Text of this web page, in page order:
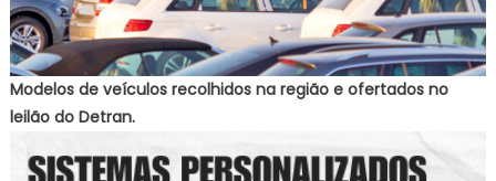
Modelos de veículos recolhidos na região e ofertados no
leilão do Detran.